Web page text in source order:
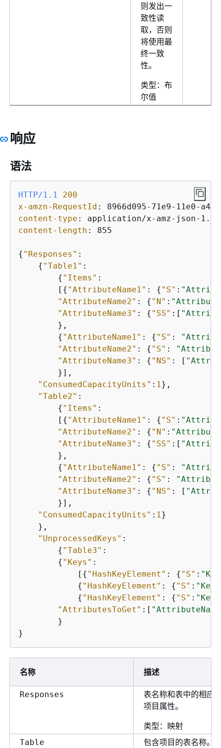
则发出一
致性读
取，否则
将使用最
终一致
性。
类型：布
尔值
响应
语法
HTTP/1.1
200
x-amzn-RequestId :
content-type :
content-length : 855
{ "Responses" :
{ "Table1" :
{ "Items" :
        [
{ "AttributeName1" : { "S" :
"AttributeName2" : { "N" :
"AttributeName3" : { "SS" :[
        },
{ "AttributeName1" : { "S" :
"AttributeName2" : { "S" :
"AttributeName3" : { "NS" : [
        }],
"ConsumedCapacityUnits" : 1 },
"Table2" :
{ "Items" :
        [
{ "AttributeName1" : { "S" :
"AttributeName2" : { "N" :
"AttributeName3" : { "SS" :[
        },
{ "AttributeName1" : { "S" :
"AttributeName2" : { "S" :
"AttributeName3" : { "NS" : [
        }],
"ConsumedCapacityUnits" : 1 }
    },
"UnprocessedKeys" :
{ "Table3" :
{ "Keys" :
            [
{ "HashKeyElement" : { "S" :
{ "HashKeyElement" : { "S" :
{ "HashKeyElement" : { "S" :
"AttributesToGet" :[
        }
}
名称 描述
Responses
表名称和表中的相应
项目属性。
类型：映射
Table
包含项目的表名称。